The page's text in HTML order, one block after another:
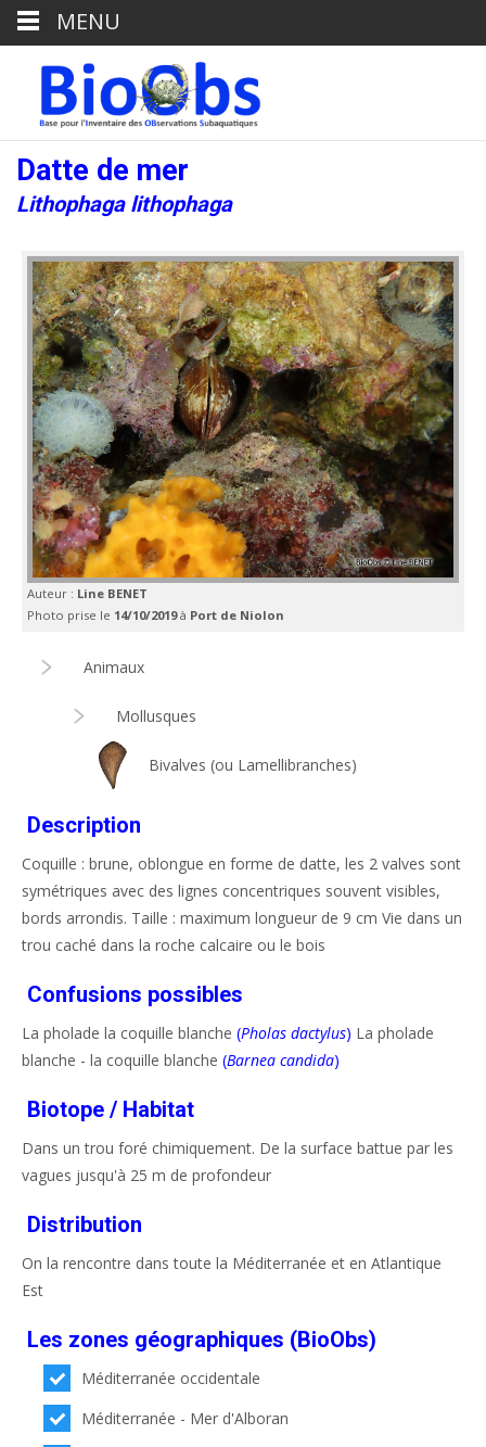
Datte de mer
Lithophaga lithophaga
Auteur : Line BENET
Photo prise le 14/10/2019à Port de Niolon
Animaux
Mollusques
Bivalves (ou Lamellibranches)
Description
Coquille : brune, oblongue en forme de datte, les 2 valves sont
symétriques avec des lignes concentriques souvent visibles,
bords arrondis. Taille : maximum longueur de 9 cm Vie dans un
trou caché dans la roche calcaire ou le bois
Confusions possibles
La pholade la coquille blanche (Pholas dactylus) La pholade
blanche - la coquille blanche (Barnea candida)
Biotope / Habitat
Dans un trou foré chimiquement. De la surface battue par les
vagues jusqu'à 25 m de profondeur
Distribution
On la rencontre dans toute la Méditerranée et en Atlantique
Est
Les zones géographiques (BioObs)
Méditerranée occidentale
Méditerranée - Mer d'Alboran
MENU